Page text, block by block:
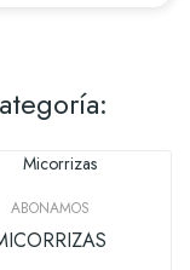
ABONAMOS